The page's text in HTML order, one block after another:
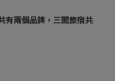
有兩個品牌，三間旅宿共